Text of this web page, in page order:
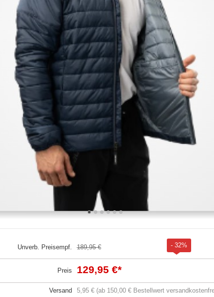
Unverb. Preisempf. 189,95 € - 32%
Preis 129,95 €*
Versand 5,95 € (ab 150,00 € Bestellwert